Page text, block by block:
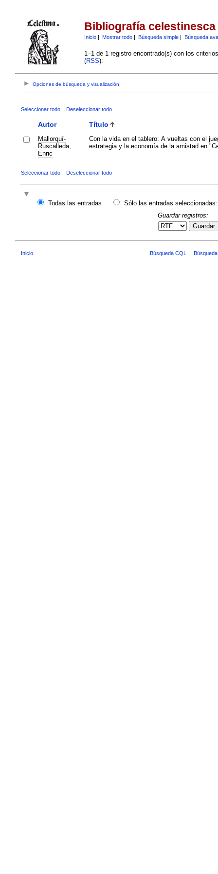
Bibliografía celestinesca
Inicio| Mostrar todo| Búsqueda simple| Búsqueda
1–1 de 1 registro encontrado(s) con los
(RSS):
Opciones de búsqueda y visualización
Seleccionar todo Deseleccionar todo
Autor Título
Mallorquí-
Ruscalleda,
Enric
Con la vida en el tablero: A vueltas con el
estrategia y la economía de la amistad en
Seleccionar todo Deseleccionar todo
Todas las entradas
Sólo las entradas seleccionadas:
Guardar registros:
Guardar
Inicio Búsqueda CQL